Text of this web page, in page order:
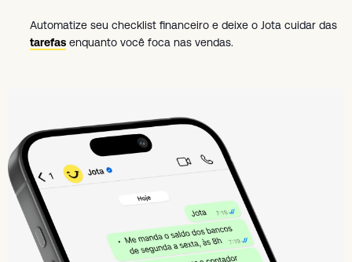
Automatize seu checklist financeiro e deixe o Jota cuidar das
tarefas enquanto você foca nas vendas.